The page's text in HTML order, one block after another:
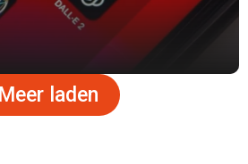
Meer laden